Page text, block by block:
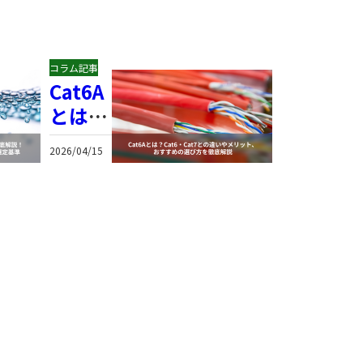
コラム記事
Cat6A
とは？
Cat6・
Cat7と
2026/04/15